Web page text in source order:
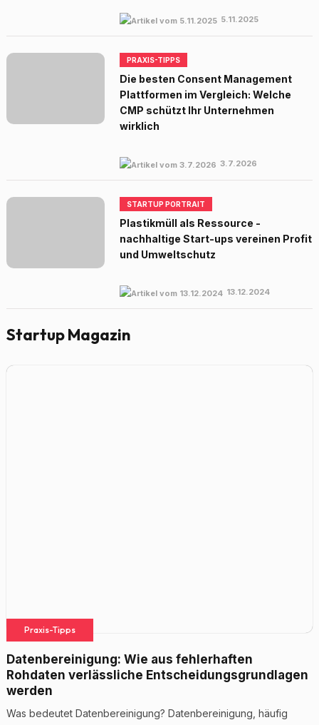
5.11.2025
PRAXIS-TIPPS
Die besten Consent Management
Plattformen im Vergleich: Welche
CMP schützt Ihr Unternehmen
wirklich
3.7.2026
STARTUP PORTRAIT
Plastikmüll als Ressource -
nachhaltige Start-ups vereinen Profit
und Umweltschutz
13.12.2024
Startup Magazin
Praxis-Tipps
Datenbereinigung: Wie aus fehlerhaften
Rohdaten verlässliche Entscheidungsgrundlagen
werden
Was bedeutet Datenbereinigung? Datenbereinigung, häufig